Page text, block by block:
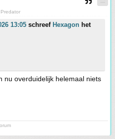
13:05 schreef Hexagon het
nu overduidelijk helemaal niets